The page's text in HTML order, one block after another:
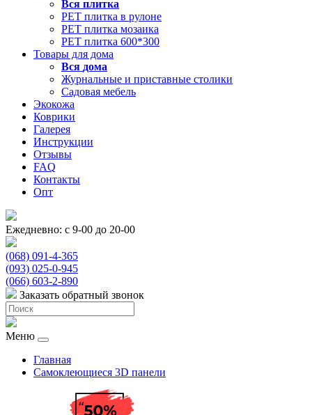
Вся плитка
РЕТ плитка в рулоне
РЕТ плитка мозаика
РЕТ плитка 600*300
Товары для дома
Вся дома
Журнальные и приставные столики
Садовая мебель
Экокожа
Коврики
Галерея
Инструкции
Отзывы
FAQ
Контакты
Опт
Ежедневно: с 9-00 до 20-00
(068) 091-4-365
(093) 025-0-945
(066) 603-2-890
Заказать обратный звонок
Меню
Главная
Самоклеющиеся 3D панели